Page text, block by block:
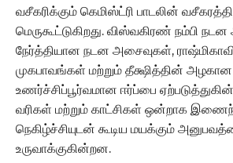
வசீகரிக்கும் கெமிஸ்ட்ரி பாடலின்
மெருகூட்டுகிறது. விஸ்வகிரண் நம்பி
நேர்த்தியான நடன அசைவுகள்,
முகபாவங்கள் மற்றும் தீக்ஷித்தின் அழகான
உணர்ச்சிப்பூர்வமான ஈர்ப்பை
வரிகள் மற்றும் காட்சிகள் ஒன்றாக
நெகிழ்ச்சியுடன் கூடிய மயக்கும்
உருவாக்குகின்றன.